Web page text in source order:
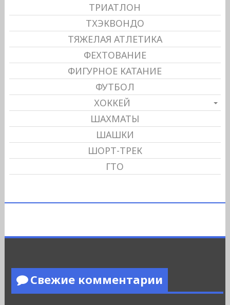
ТРИАТЛОН
ТХЭКВОНДО
ТЯЖЕЛАЯ АТЛЕТИКА
ФЕХТОВАНИЕ
ФИГУРНОЕ КАТАНИЕ
ФУТБОЛ
ХОККЕЙ
ШАХМАТЫ
ШАШКИ
ШОРТ-ТРЕК
ГТО
Свежие комментарии